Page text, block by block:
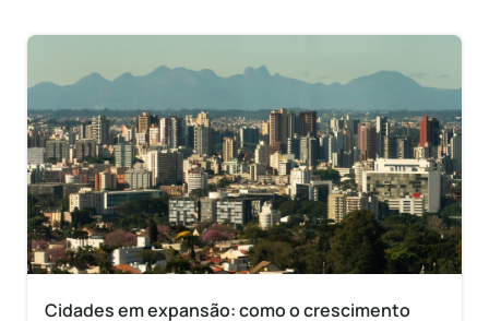
Cidades em expansão: como o crescimento